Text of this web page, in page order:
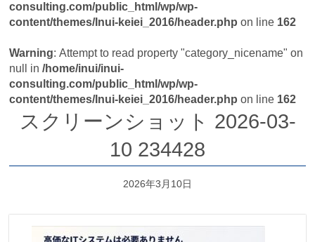
consulting.com/public_html/wp/wp-
content/themes/Inui-keiei_2016/header.php on line 162
Warning: Attempt to read property "category_nicename" on
null in/home/inui/inui-
consulting.com/public_html/wp/wp-
content/themes/Inui-keiei_2016/header.php on line 162
スクリーンショット 2026-03-
10 234428
2026年3月10日